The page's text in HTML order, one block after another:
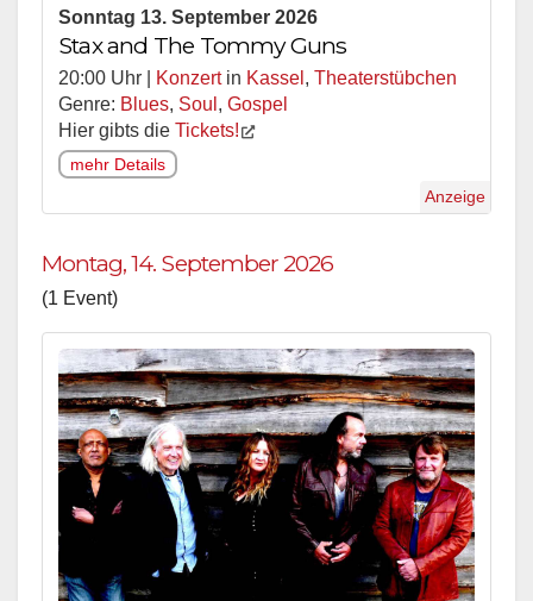
Sonntag 13. September 2026
Stax and The Tommy Guns
20:00 Uhr | Konzertin Kassel , Theaterstübchen
Genre: Blues, Soul , Gospel
Hier gibts die Tickets!
mehr Details
Anzeige
Montag, 14. September 2026
(1 Event)